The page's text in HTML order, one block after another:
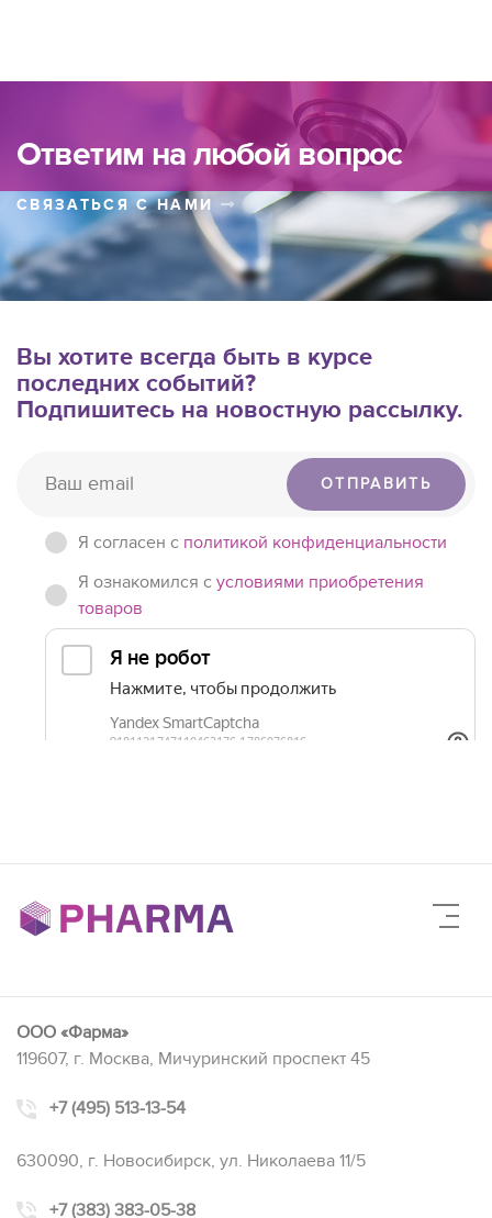
Ответим на любой вопрос
СВЯЗАТЬСЯ С НАМИ
Вы хотите всегда быть в курсе
последних событий?
Подпишитесь на новостную рассылку.
ОТПРАВИТЬ
Я согласен c политикой конфиденциальности
Я ознакомился с условиями приобретения
товаров
ООО «Фарма»
119607, г. Москва, Мичуринский проспект 45
+7 (495) 513-13-54
630090, г. Новосибирск, ул. Николаева 11/5
+7 (383) 383-05-38